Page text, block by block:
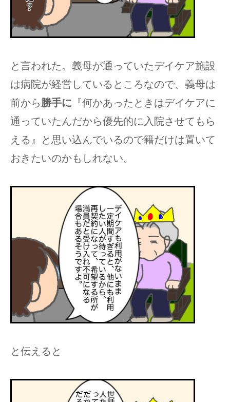
と言われた。義母が通っていたデイケア施設
は病院が経営しているところなので、義母は
前から 勝手に 『何かあったときはデイケアに
通っていたんだから優先的に入院させてもら
える』と思い込んでいるので籍だけは置いて
おきたいのかもしれない。
と伝えると